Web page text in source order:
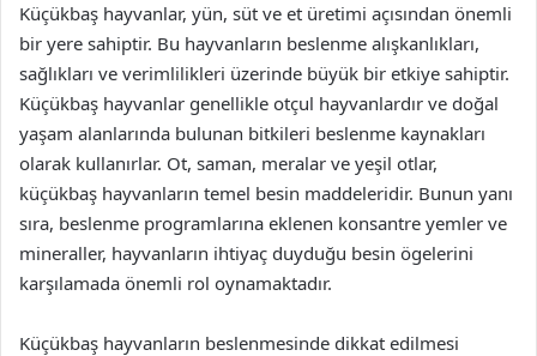
Küçükbaş hayvanlar, yün, süt ve et üretimi açısından önemli
bir yere sahiptir. Bu hayvanların beslenme alışkanlıkları,
sağlıkları ve verimlilikleri üzerinde büyük bir etkiye sahiptir.
Küçükbaş hayvanlar genellikle otçul hayvanlardır ve doğal
yaşam alanlarında bulunan bitkileri beslenme kaynakları
olarak kullanırlar. Ot, saman, meralar ve yeşil otlar,
küçükbaş hayvanların temel besin maddeleridir. Bunun yanı
sıra, beslenme programlarına eklenen konsantre yemler ve
mineraller, hayvanların ihtiyaç duyduğu besin ögelerini
karşılamada önemli rol oynamaktadır.
Küçükbaş hayvanların beslenmesinde dikkat edilmesi